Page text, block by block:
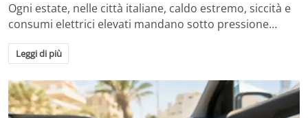
Ogni estate, nelle città italiane, caldo estremo, siccità e
consumi elettrici elevati mandano sotto pressione…
Leggi di più